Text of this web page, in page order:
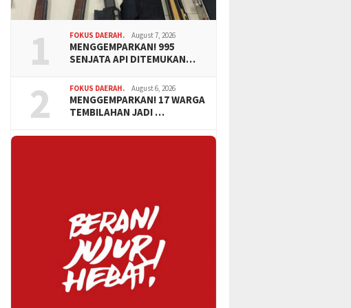
1 FOKUS DAERAH. August 7, 2026
MENGGEMPARKAN! 995
SENJATA API DITEMUKAN…
2 FOKUS DAERAH. August 6, 2026
MENGGEMPARKAN! 17 WARGA
TEMBILAHAN JADI …